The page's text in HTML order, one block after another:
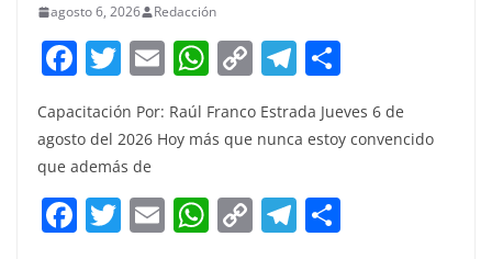
agosto 6, 2026 Redacción
F
a
c
e
b
o
T
itt
er
E
m
ai
W
at
A
p
C
p
Li
n
T
el
e
a
m
ar
e
Capacitación Por: Raúl Franco Estrada Jueves 6 de
agosto del 2026 Hoy más que nunca estoy convencido
que además de
F T E W C T